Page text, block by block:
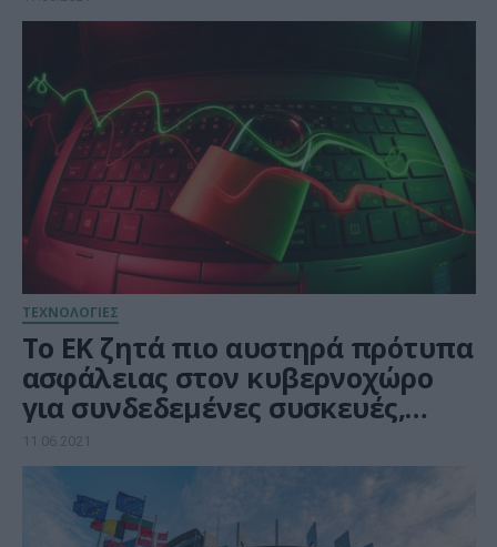
ΤΕΧΝΟΛΟΓΙΕΣ
Το ΕΚ ζητά πιο αυστηρά πρότυπα
ασφάλειας στον κυβερνοχώρο
για συνδεδεμένες συσκευές,
εφαρμογές και λειτουργικά
συστήματα μετά τις πρόσφατες
κυβερνοεπιθέσεις σε κρίσιμες
υποδομές στην ΕΕ
11.06.2021